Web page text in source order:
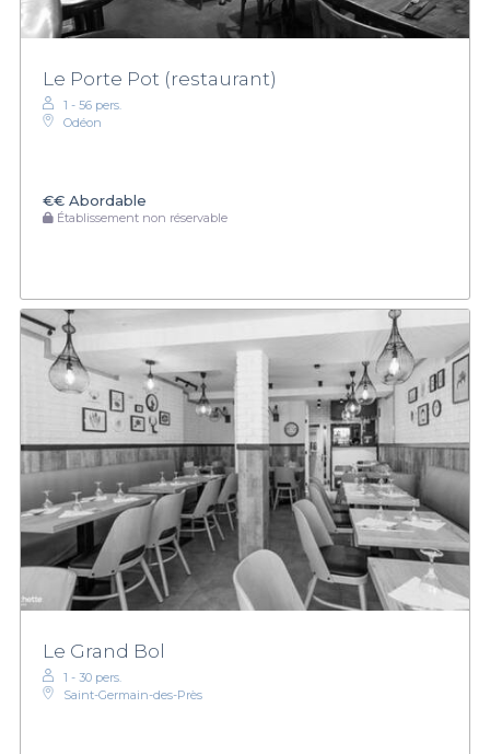
Le Porte Pot (restaurant)
1 - 56 pers.
Odéon
€€ Abordable
Établissement non réservable
Le Grand Bol
1 - 30 pers.
Saint-Germain-des-Près